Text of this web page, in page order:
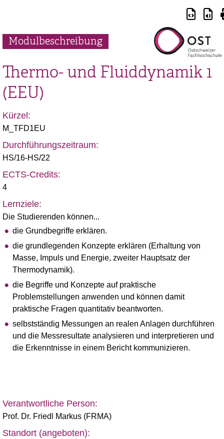
Modulbeschreibung
Thermo- und Fluiddynamik 1
(EEU)
Kürzel:
M_TFD1EU
Durchführungszeitraum:
HS/16-HS/22
ECTS-Credits:
4
Lernziele:
Die Studierenden können...
die Grundbegriffe erklären.
die grundlegenden Konzepte erklären (Erhaltung von
Masse, Impuls und Energie, zweiter Hauptsatz der
Thermodynamik).
die Begriffe und Konzepte auf praktische
Problemstellungen anwenden und können damit
praktische Fragen quantitativ beantworten.
selbstständig Messungen an realen Anlagen durchführen
und die Messresultate analysieren und interpretieren und
die Erkenntnisse in einem Bericht kommunizieren.
Verantwortliche Person:
Prof. Dr. Friedl Markus (FRMA)
Standort (angeboten):